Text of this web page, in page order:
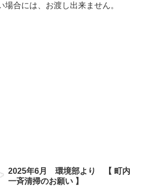
は、お渡し出来ません。
2025年6月 環境部より 【 町内
一斉清掃のお願い 】